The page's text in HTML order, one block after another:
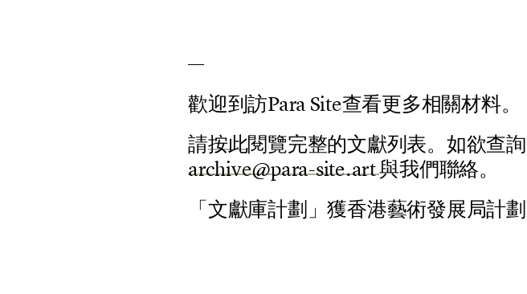
—
歡迎到訪Para Site查看更多相關材料。
請按此閱覽完整的文獻列表。 如欲查詢
archive@para-site.art與我們聯絡。
「文獻庫計劃 」獲香港藝術發展局計劃